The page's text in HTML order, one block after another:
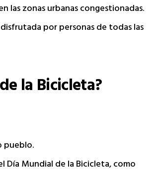
zonas urbanas congestionadas.
por personas de todas las
la Bicicleta?
pueblo.
Día Mundial de la Bicicleta, como